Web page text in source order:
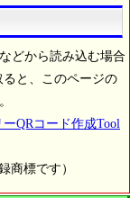
どから読み込む場合
ると、このページの
QRコード作成Tool
商標です）